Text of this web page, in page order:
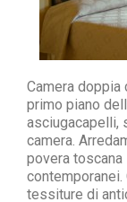
Camera doppia
primo piano
asciugacapelli,
camera.
povera
contemporanei.
tessiture di